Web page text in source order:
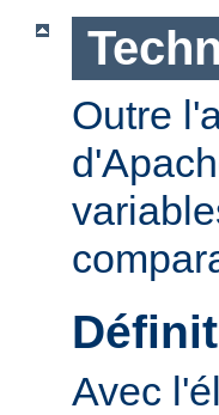
Outre
Avec